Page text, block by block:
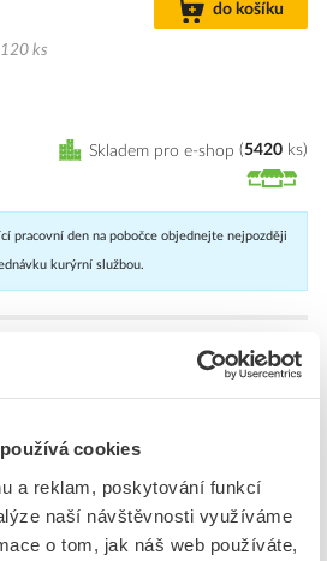
cookies
a reklam, poskytování funkcí
naší návštěvnosti využíváme
o tom, jak náš web používáte,
do košíku
ks
Skladem pro e-shop 5420 ks
pracovní den na pobočce objednejte nejpozději
kurýrní službou.
- 10 x 5 mm,. Rozteč v mm (P) 5.00,
5 mm